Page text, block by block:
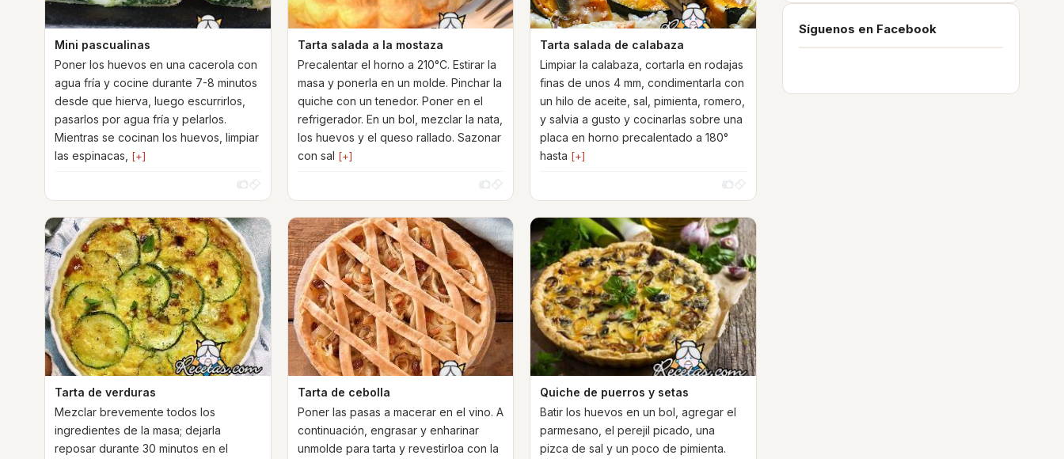
Mini pascualinas
Poner los huevos en una cacerola con
agua fría y cocine durante 7-8 minutos
desde que hierva, luego escurrirlos,
pasarlos por agua fría y pelarlos.
Mientras se cocinan los huevos, limpiar
las espinacas, [+]
Tarta salada a la mostaza
Precalentar el horno a 210°C. Estirar la
masa y ponerla en un molde. Pinchar la
quiche con un tenedor. Poner en el
refrigerador. En un bol, mezclar la nata,
los huevos y el queso rallado. Sazonar
con sal [+]
Tarta salada de calabaza
Limpiar la calabaza, cortarla en rodajas
finas de unos 4 mm, condimentarla con
un hilo de aceite, sal, pimienta, romero,
y salvia a gusto y cocinarlas sobre una
placa en horno precalentado a 180°
hasta [+]
Tarta de verduras
Mezclar brevemente todos los
ingredientes de la masa; dejarla
reposar durante 30 minutos en el
Tarta de cebolla
Poner las pasas a macerar en el vino. A
continuación, engrasar y enharinar
unmolde para tarta y revestirloa con la
Quiche de puerros y setas
Batir los huevos en un bol, agregar el
parmesano, el perejil picado, una
pizca de sal y un poco de pimienta.
Síguenos en Facebook